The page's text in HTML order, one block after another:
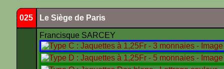
025 Le Siège de Paris
Francisque SARCEY